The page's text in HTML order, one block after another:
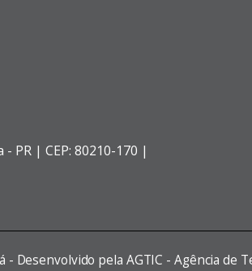
- PR | CEP: 80210-170 |
Desenvolvido pela AGTIC - Agência de